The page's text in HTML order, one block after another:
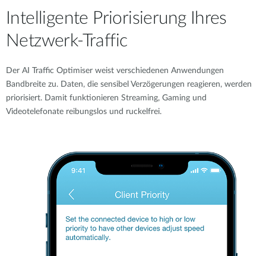
Intelligente Priorisierung Ihres
Netzwerk-Traffic
Der AI Traffic Optimiser weist verschiedenen Anwendungen
Bandbreite zu. Daten, die sensibel Verzögerungen reagieren, werden
priorisiert. Damit funktionieren Streaming, Gaming und
Videotelefonate reibungslos und ruckelfrei.